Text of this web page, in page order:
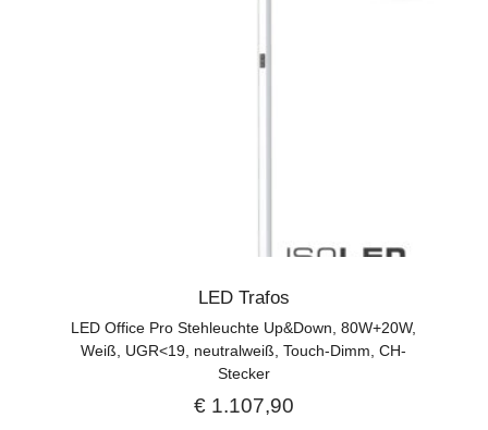
LED Trafos
LED Office Pro Stehleuchte Up&Down, 80W+20W,
Weiß, UGR<19, neutralweiß, Touch-Dimm, CH-
Stecker
€1.107,90